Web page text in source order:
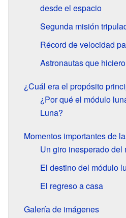
desde el espacio
Segunda misión
Récord de velocidad
Astronautas que
¿Cuál era el propósito
¿Por qué el módulo
Luna?
Momentos importantes de
Un giro inesperado del
El destino del módulo
El regreso a casa
Galería de imágenes